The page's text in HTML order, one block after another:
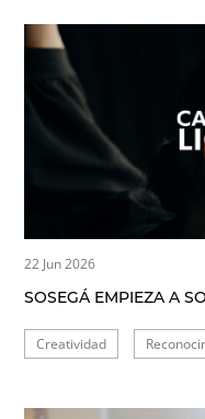
22 Jun 2026
SOSEGÁ EMPIEZA A
Creatividad